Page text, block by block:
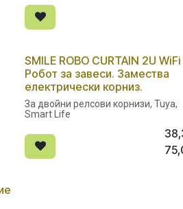
Изчерпано количество
SMILE ROBO CURTAIN 2U WiFi
Робот за завеси. Замества
електрически корниз.
За двойни релсови корнизи, Tuya,
Smart Life